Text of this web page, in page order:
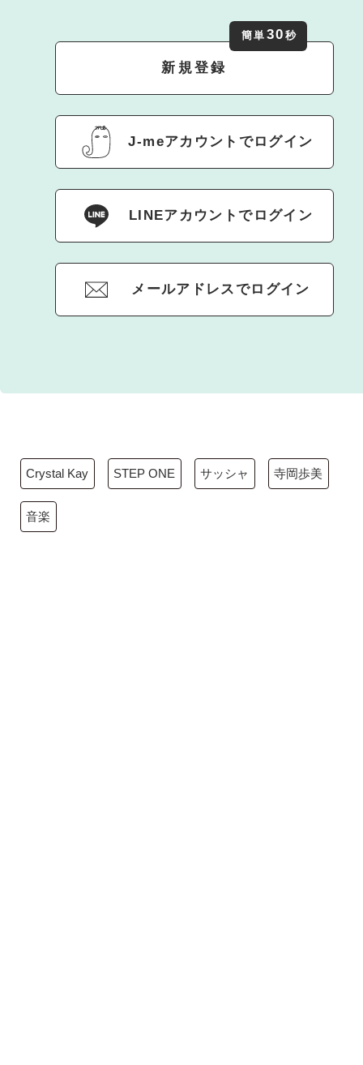
新規登録
簡単 30 秒
J-meアカウントでログイン
LINEアカウントでログイン
メールアドレスでログイン
Crystal Kay STEP ONE サッシャ 寺岡歩美
音楽